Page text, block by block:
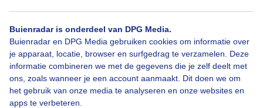
Buienradar is onderdeel van DPG Media.
Buienradar en DPG Media gebruiken cookies om informatie over
je apparaat, locatie, browser en surfgedrag te verzamelen. Deze
informatie combineren we met de gegevens die je zelf deelt met
ons, zoals wanneer je een account aanmaakt. Dit doen we om
het gebruik van onze media te analyseren en onze websites en
apps te verbeteren.
Een moment geduld aub...